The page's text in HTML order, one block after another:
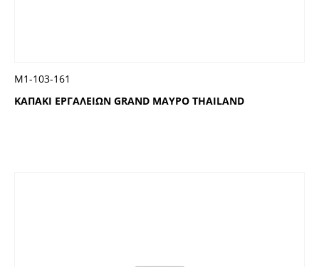
ΚΑΠΑΚΙ ΕΡΓΑΛΕΙΩΝ GRAND ΜΑΥΡΟ THAILAND
Μ1-103-161